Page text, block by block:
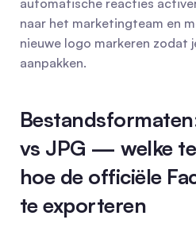
automatische reacties
naar het marketingteam en
nieuwe logo markeren zodat
aanpakken.
vs JPG — welke
hoe de officiële
te exporteren